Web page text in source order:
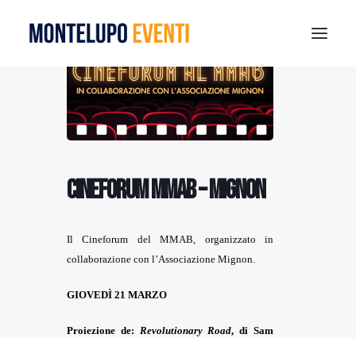
MONTELUPO SPORT DAYS 2026
ESTATE A MONTELUPO
DOVE MANGIARE
RICERCA
CINEFORUM MMAB – MIGNON
Il Cineforum del MMAB, organizzato in
collaborazione con l’Associazione Mignon.
GIOVEDÌ 21 MARZO
Proiezione de: RevolutionaryRoad, diSam